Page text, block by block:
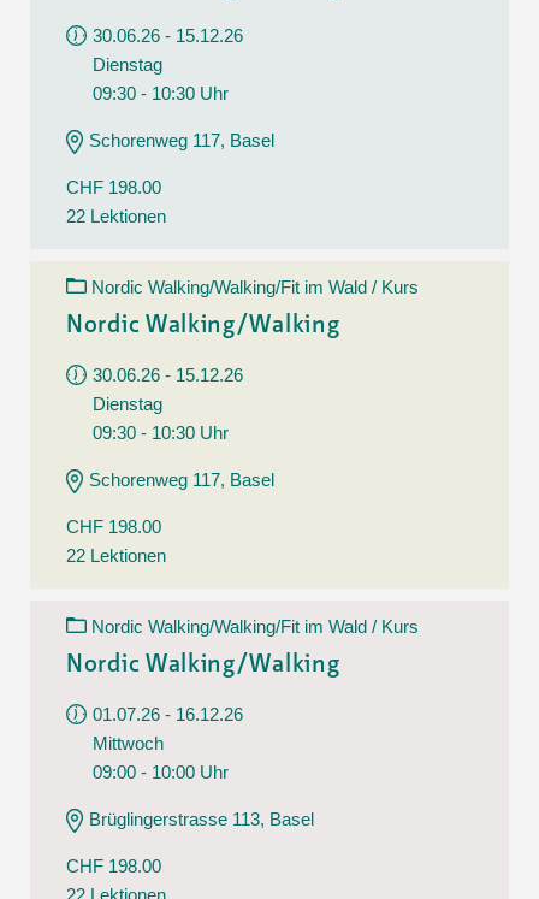
30.06.26 - 15.12.26
Dienstag
09:30 - 10:30 Uhr
Schorenweg 117, Basel
CHF 198.00
22 Lektionen
Nordic Walking/Walking/Fit im Wald / Kurs
Nordic Walking/Walking
30.06.26 - 15.12.26
Dienstag
09:30 - 10:30 Uhr
Schorenweg 117, Basel
CHF 198.00
22 Lektionen
Nordic Walking/Walking/Fit im Wald / Kurs
Nordic Walking/Walking
01.07.26 - 16.12.26
Mittwoch
09:00 - 10:00 Uhr
Brüglingerstrasse 113, Basel
CHF 198.00
22 Lektionen